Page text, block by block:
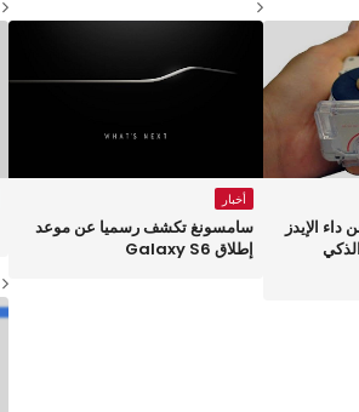
الإيدز
أخبار
سامسونغ تكشف رسميا عن موعد
إطلاق Galaxy S6